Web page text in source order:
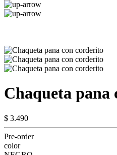
Chaqueta pana
$ 3.490
Pre-order
color